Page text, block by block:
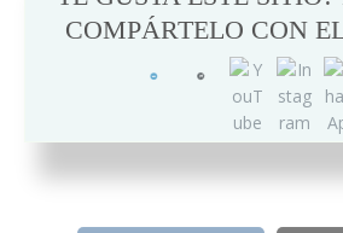
COMPÁRTELO CON